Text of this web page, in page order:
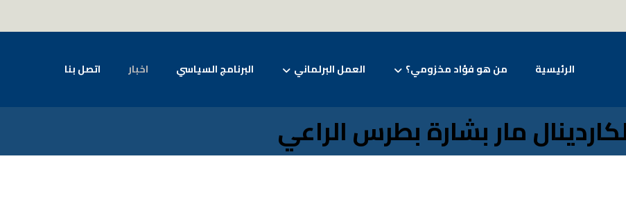
الرئيسية من هو فؤاد مخزومي؟ العمل البرلماني البرنامج السياسي اخبار اتصل بنا
مار بشارة بطرس الراعي